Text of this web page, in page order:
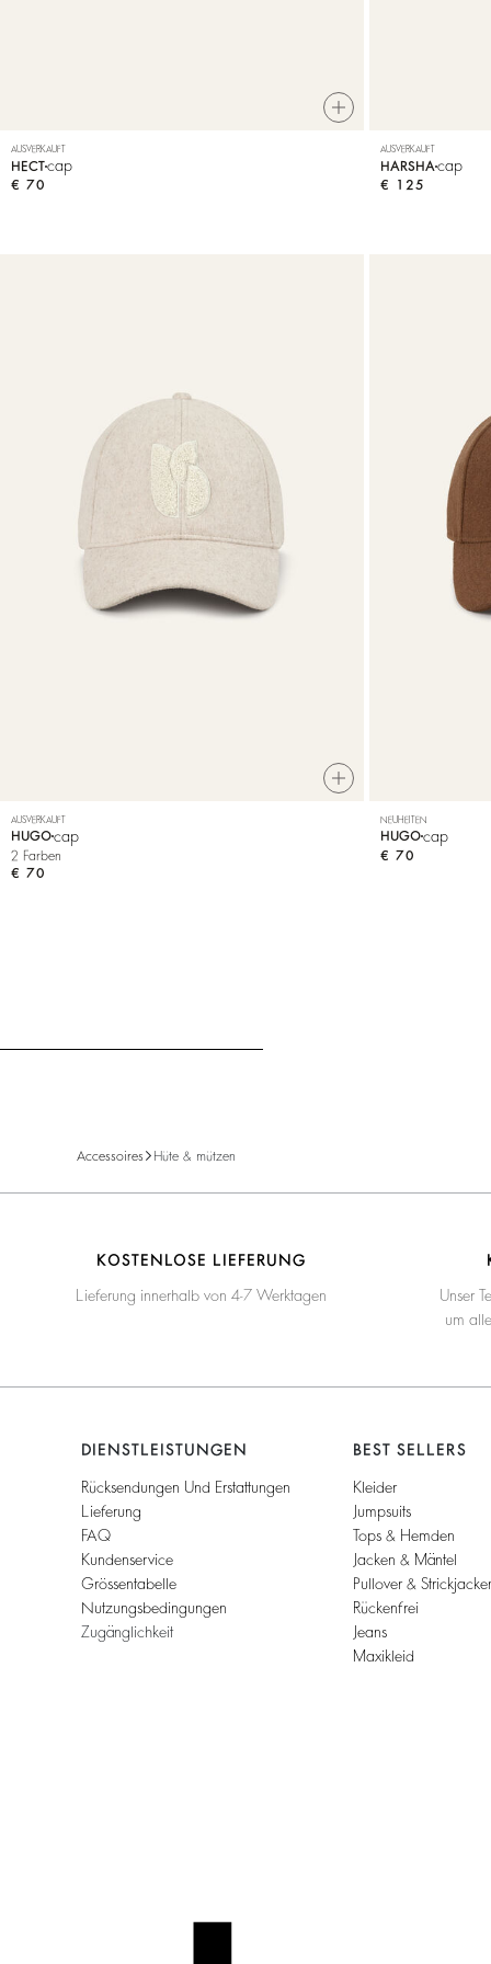
AUSVERKAUFT
HECTcap
€ 70
AUSVERKAUFT
HARSHAcap
€ 125
AUSVERKAUFT
HUGOcap
2 Farben
€ 70
NEUHEITEN
HUGOcap
€ 70
Accessoires Hüte & mützen
KOSTENLOSE LIEFERUNG
Lieferung innerhalb von 4-7 Werktagen
Unser
um
DIENSTLEISTUNGEN
Rücksendungen Und Erstattungen
Lieferung
FAQ
Kundenservice
Grössentabelle
Nutzungsbedingungen
Zugänglichkeit
BEST SELLERS
Kleider
Jumpsuits
Tops & Hemden
Jacken & Mäntel
Pullover &
Rückenfrei
Jeans
Maxikleid